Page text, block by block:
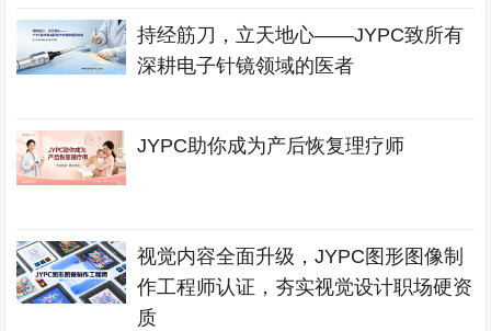
持经筋刀，立天地心——JYPC致所有
深耕电子针镜领域的医者
JYPC助你成为产后恢复理疗师
视觉内容全面升级，JYPC图形图像制
作工程师认证，夯实视觉设计职场硬资
质